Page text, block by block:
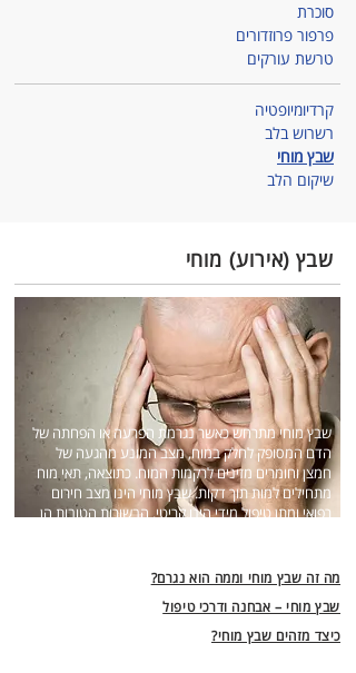
סוכרת
פרפור פרוזדורים
טרשת עורקים
קרדיומיופטיה
רשרוש בלב
שבץ מוחי
שיקום הלב
שבץ (אירוע) מוחי
שבץ מוחי מתרחש כאשר נגרמת הפרעה או הפחתה של
הדם המסופק לחלק במוח, מצב המונע מהגעה של
חמצן וחומרים מזינים לרקמות המוח. כתוצאה, תאי מוח
מתחילים למות תוך דקות. שבץ מוחי הינו מצב חירום
רפואי ומתן טיפול מידי הינו קריטי. הבשורות הטובות הן
מה זה שבץ מוחי וממה הוא נגרם?
שבץ מוחי – אבחנה ודרכי טיפול
כיצד מזהים שבץ מוחי?